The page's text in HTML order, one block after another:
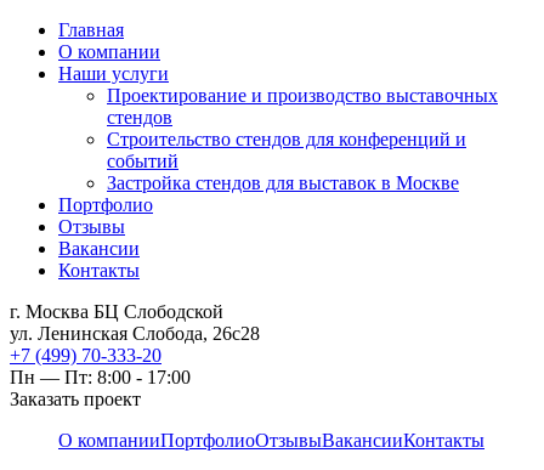
Главная
О компании
Наши услуги
Проектирование и производство выставочных
стендов
Строительство стендов для конференций и
событий
Застройка стендов для выставок в Москве
Портфолио
Отзывы
Вакансии
Контакты
г. Москва БЦ Слободской
ул. Ленинская Слобода, 26с28
+7 (499) 70-333-20
Пн — Пт: 8:00 - 17:00
Заказать проект
О компанииПортфолиоОтзывыВакансииКонтакты